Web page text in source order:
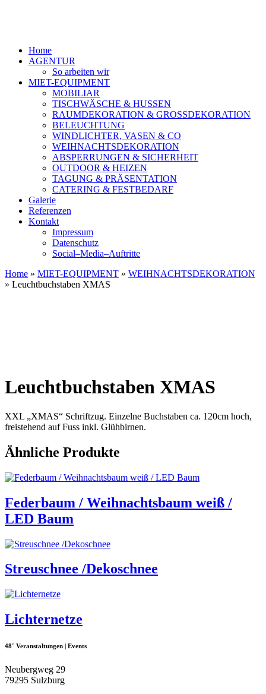
Home
AGENTUR
So arbeiten wir
MIET-EQUIPMENT
MOBILIAR
TISCHWÄSCHE & HUSSEN
RAUMDEKORATION & GROSSDEKORATION
BELEUCHTUNG
WINDLICHTER, VASEN & CO
WEIHNACHTSDEKORATION
ABSPERRUNGEN & SICHERHEIT
OUTDOOR & HEIZEN
TAGUNG & PRÄSENTATION
CATERING & FESTBEDARF
Galerie
Referenzen
Kontakt
Impressum
Datenschutz
Social–Media–Auftritte
Home » MIET-EQUIPMENT » WEIHNACHTSDEKORATION
» Leuchtbuchstaben XMAS
Leuchtbuchstaben XMAS
XXL „XMAS“ Schriftzug. Einzelne Buchstaben ca. 120cm hoch,
freistehend auf Fuss inkl. Glühbirnen.
Ähnliche Produkte
Federbaum / Weihnachtsbaum weiß /
LED Baum
Streuschnee /Dekoschnee
Lichternetze
48° Veranstaltungen | Events
Neubergweg 29
79295 Sulzburg